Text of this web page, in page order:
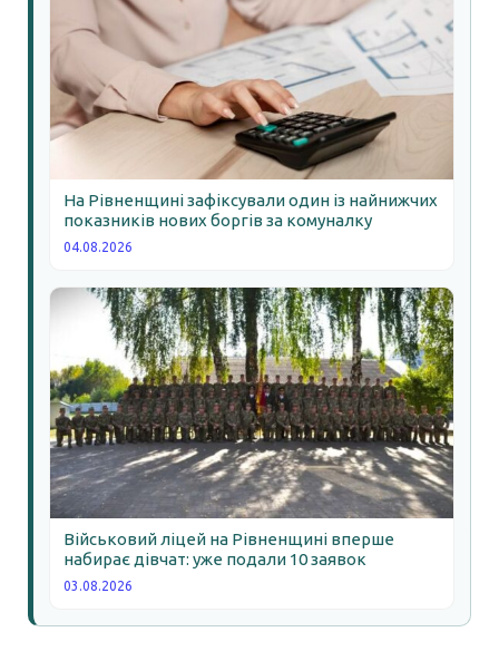
На Рівненщині зафіксували один із найнижчих
показників нових боргів за комуналку
04.08.2026
Військовий ліцей на Рівненщині вперше
набирає дівчат: уже подали 10 заявок
03.08.2026